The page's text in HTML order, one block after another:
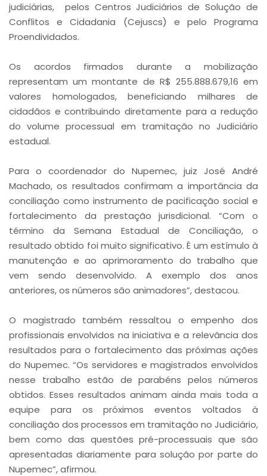
judiciárias, pelos Centros Judiciários de Solução de
Conflitos e Cidadania (Cejuscs) e pelo Programa
Proendividados.
Os acordos firmados durante a mobilização
representam um montante de R$ 255.888.679,16 em
valores homologados, beneficiando milhares de
cidadãos e contribuindo diretamente para a redução
do volume processual em tramitação no Judiciário
estadual.
Para o coordenador do Nupemec, juiz José André
Machado, os resultados confirmam a importância da
conciliação como instrumento de pacificação social e
fortalecimento da prestação jurisdicional. “Com o
término da Semana Estadual de Conciliação, o
resultado obtido foi muito significativo. É um estímulo à
manutenção e ao aprimoramento do trabalho que
vem sendo desenvolvido. A exemplo dos anos
anteriores, os números são animadores”, destacou.
O magistrado também ressaltou o empenho dos
profissionais envolvidos na iniciativa e a relevância dos
resultados para o fortalecimento das próximas ações
do Nupemec. “Os servidores e magistrados envolvidos
nesse trabalho estão de parabéns pelos números
obtidos. Esses resultados animam ainda mais toda a
equipe para os próximos eventos voltados à
conciliação dos processos em tramitação no Judiciário,
bem como das questões pré-processuais que são
apresentadas diariamente para solução por parte do
Nupemec”, afirmou.